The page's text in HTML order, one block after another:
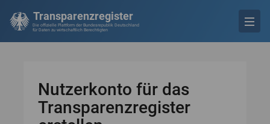
Transparenzregister
Die offizielle Plattform der Bundesrepublik Deutschland
für Daten zu wirtschaftlich Berechtigten
Nutzerkonto für das
Transparenzregister